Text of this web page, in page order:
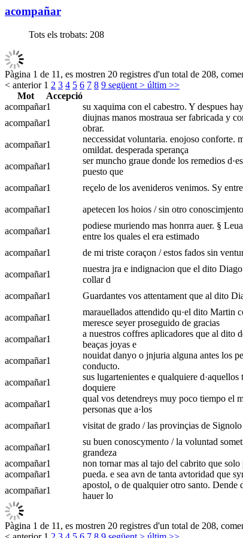
acompañar
Tots els trobats: 208
Pàgina 1 de 11, es mostren 20 registres d'un total de 208,
< anterior 1 2 3 4 5 6 7 8 9 següent > últim >>
Mot
Accepció
acompañar1 su xaquima con el cabestro. Y despues
acompañar1
diujnas manos mostraua ser fabricada y
obrar.
acompañar1
neccessidat voluntaria. enojoso conforte.
omildat. desperada sperança
acompañar1
ser muncho graue donde los remedios
puesto que
acompañar1 reçelo de los avenideros venimos. Sy
acompañar1 apetecen los hoios / sin otro
acompañar1
podiese muriendo mas honrra auer. §
entre los quales el era estimado
acompañar1 de mi triste coraçon / estos fados sin
acompañar1
nuestra jra e indignacion que el dito
collar d
acompañar1 Guardantes vos attentament que al dito
acompañar1
marauellados attendido qu·el dito Martin
meresce seyer proseguido de gracias
acompañar1
a nuestros coffres aplicadores que al dito
beaças joyas e
acompañar1
nouidat danyo o jnjuria alguna antes los
conducto.
acompañar1
sus lugartenientes e qualquiere
doquiere
acompañar1
qual vos detendreys muy poco tiempo el
personas que a·los
acompañar1 visitat de grado / las provinçias de
acompañar1
su buen conoscymento / la voluntad
grandeza
acompañar1 non tornar mas al tajo del cabrito que
acompañar1 pueda. e sea avn de tanta avtoridad que
acompañar1
apostol, o de qualquier otro santo. Dende
hauer lo
Pàgina 1 de 11, es mostren 20 registres d'un total de 208,